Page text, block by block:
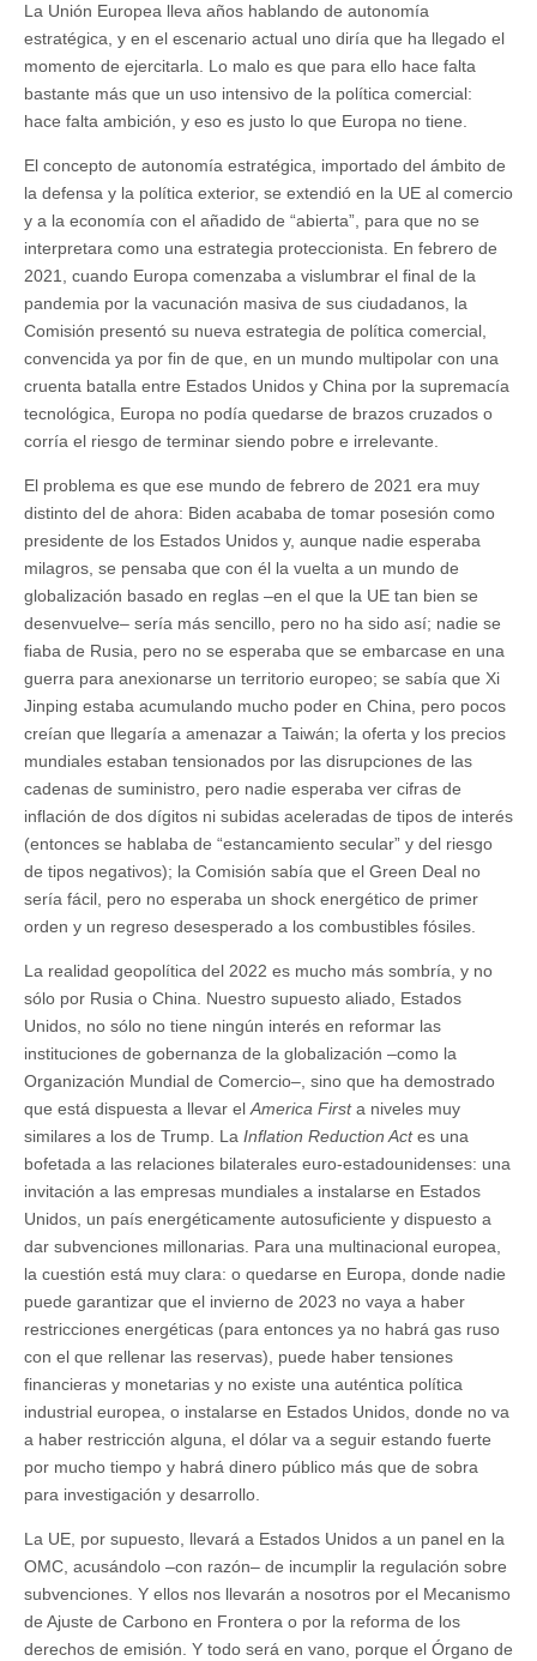
La Unión Europea lleva años hablando de autonomía
estratégica, y en el escenario actual uno diría que ha llegado el
momento de ejercitarla. Lo malo es que para ello hace falta
bastante más que un uso intensivo de la política comercial:
hace falta ambición, y eso es justo lo que Europa no tiene.
El concepto de autonomía estratégica, importado del ámbito de
la defensa y la política exterior, se extendió en la UE al comercio
y a la economía con el añadido de “abierta”, para que no se
interpretara como una estrategia proteccionista. En febrero de
2021, cuando Europa comenzaba a vislumbrar el final de la
pandemia por la vacunación masiva de sus ciudadanos, la
Comisión presentó su nueva estrategia de política comercial,
convencida ya por fin de que, en un mundo multipolar con una
cruenta batalla entre Estados Unidos y China por la supremacía
tecnológica, Europa no podía quedarse de brazos cruzados o
corría el riesgo de terminar siendo pobre e irrelevante.
El problema es que ese mundo de febrero de 2021 era muy
distinto del de ahora: Biden acababa de tomar posesión como
presidente de los Estados Unidos y, aunque nadie esperaba
milagros, se pensaba que con él la vuelta a un mundo de
globalización basado en reglas –en el que la UE tan bien se
desenvuelve– sería más sencillo, pero no ha sido así; nadie se
fiaba de Rusia, pero no se esperaba que se embarcase en una
guerra para anexionarse un territorio europeo; se sabía que Xi
Jinping estaba acumulando mucho poder en China, pero pocos
creían que llegaría a amenazar a Taiwán; la oferta y los precios
mundiales estaban tensionados por las disrupciones de las
cadenas de suministro, pero nadie esperaba ver cifras de
inflación de dos dígitos ni subidas aceleradas de tipos de interés
(entonces se hablaba de “estancamiento secular” y del riesgo
de tipos negativos); la Comisión sabía que el Green Deal no
sería fácil, pero no esperaba un shock energético de primer
orden y un regreso desesperado a los combustibles fósiles.
La realidad geopolítica del 2022 es mucho más sombría, y no
sólo por Rusia o China. Nuestro supuesto aliado, Estados
Unidos, no sólo no tiene ningún interés en reformar las
instituciones de gobernanza de la globalización –como la
Organización Mundial de Comercio–, sino que ha demostrado
que está dispuesta a llevar el America Firsta niveles muy
similares a los de Trump. La Inflation Reduction Actes una
bofetada a las relaciones bilaterales euro-estadounidenses: una
invitación a las empresas mundiales a instalarse en Estados
Unidos, un país energéticamente autosuficiente y dispuesto a
dar subvenciones millonarias. Para una multinacional europea,
la cuestión está muy clara: o quedarse en Europa, donde nadie
puede garantizar que el invierno de 2023 no vaya a haber
restricciones energéticas (para entonces ya no habrá gas ruso
con el que rellenar las reservas), puede haber tensiones
financieras y monetarias y no existe una auténtica política
industrial europea, o instalarse en Estados Unidos, donde no va
a haber restricción alguna, el dólar va a seguir estando fuerte
por mucho tiempo y habrá dinero público más que de sobra
para investigación y desarrollo.
La UE, por supuesto, llevará a Estados Unidos a un panel en la
OMC, acusándolo –con razón– de incumplir la regulación sobre
subvenciones. Y ellos nos llevarán a nosotros por el Mecanismo
de Ajuste de Carbono en Frontera o por la reforma de los
derechos de emisión. Y todo será en vano, porque el Órgano de